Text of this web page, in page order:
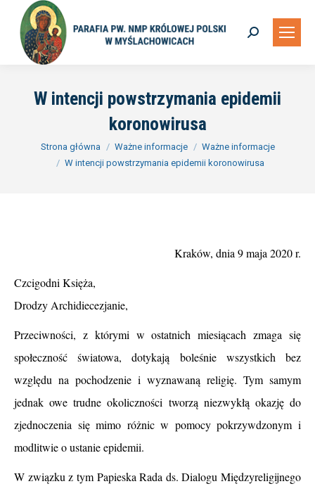
Szukaj:
W intencji powstrzymania epidemii
koronowirusa
Jesteś tutaj:
Strona główna Ważne informacje
Ważne informacje
W intencji powstrzymania epidemii koronowirusa
Kraków, dnia 9 maja 2020 r.
Czcigodni Księża,
Drodzy Archidiecezjanie,
Przeciwności, z którymi w ostatnich miesiącach zmaga się
społeczność światowa, dotykają boleśnie wszystkich bez
względu na pochodzenie i wyznawaną religię. Tym samym
jednak owe trudne okoliczności tworzą niezwykłą okazję do
zjednoczenia się mimo różnic w pomocy pokrzywdzonym i
modlitwie o ustanie epidemii.
W związku z tym Papieska Rada ds. Dialogu Międzyreligijnego